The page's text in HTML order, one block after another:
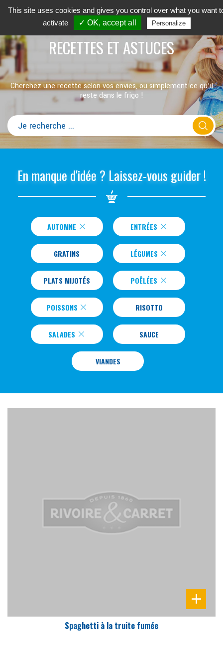
RECETTES ET ASTUCES
Cherchez une recette selon vos envies, ou simplement ce qu’il
reste dans le frigo !
En manque d'idée ? Laissez-vous guider !
AUTOMNE ENTRÉES
GRATINS LÉGUMES
PLATS MIJOTÉS POÊLÉES
POISSONS RISOTTO
SALADES SAUCE
VIANDES
Spaghetti à la truite fumée
This site uses cookies and gives you control over what you want
activate
✓ OK, accept all Personalize